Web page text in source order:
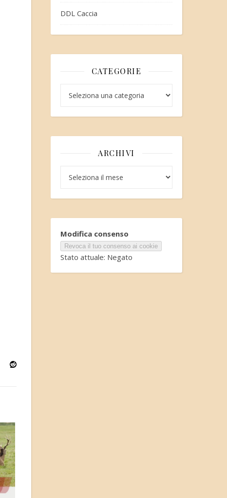
DDL Caccia
CATEGORIE
ARCHIVI
Modifica consenso
Revoca il tuo consenso ai cookie
Stato attuale: Negato